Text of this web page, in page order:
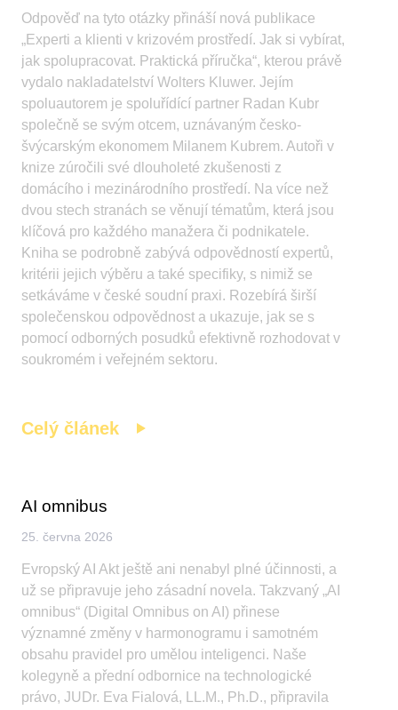
Odpověď na tyto otázky přináší nová publikace
„Experti a klienti v krizovém prostředí. Jak si vybírat,
jak spolupracovat. Praktická příručka“, kterou právě
vydalo nakladatelství Wolters Kluwer. Jejím
spoluautorem je spoluřídící partner Radan Kubr
společně se svým otcem, uznávaným česko-
švýcarským ekonomem Milanem Kubrem. Autoři v
knize zúročili své dlouholeté zkušenosti z
domácího i mezinárodního prostředí. Na více než
dvou stech stranách se věnují tématům, která jsou
klíčová pro každého manažera či podnikatele.
Kniha se podrobně zabývá odpovědností expertů,
kritérii jejich výběru a také specifiky, s nimiž se
setkáváme v české soudní praxi. Rozebírá širší
společenskou odpovědnost a ukazuje, jak se s
pomocí odborných posudků efektivně rozhodovat v
soukromém i veřejném sektoru.
Celý článek
AI omnibus
25. června 2026
Evropský AI Akt ještě ani nenabyl plné účinnosti, a
už se připravuje jeho zásadní novela. Takzvaný „AI
omnibus“ (Digital Omnibus on AI) přinese
významné změny v harmonogramu i samotném
obsahu pravidel pro umělou inteligenci. Naše
kolegyně a přední odbornice na technologické
právo, JUDr. Eva Fialová, LL.M., Ph.D., připravila